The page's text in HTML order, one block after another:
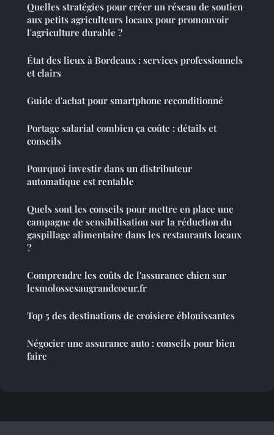
Quelles stratégies pour créer un réseau de soutien
aux petits agriculteurs locaux pour promouvoir
l'agriculture durable ?
État des lieux à Bordeaux : services professionnels
et clairs
Guide d'achat pour smartphone reconditionné
Portage salarial combien ça coûte : détails et
conseils
Pourquoi investir dans un distributeur
automatique est rentable
Quels sont les conseils pour mettre en place une
campagne de sensibilisation sur la réduction du
gaspillage alimentaire dans les restaurants locaux
?
Comprendre les coûts de l'assurance chien sur
lesmolossesaugrandcoeur.fr
Top 5 des destinations de croisiere éblouissantes
Négocier une assurance auto : conseils pour bien
faire